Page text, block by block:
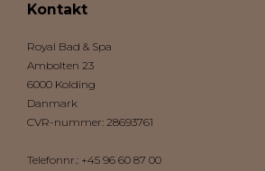
Kontakt
Royal Bad & Spa
Ambolten 23
6000 Kolding
Danmark
CVR-nummer: 28693761
Telefonnr.: +45 96 60 87 00